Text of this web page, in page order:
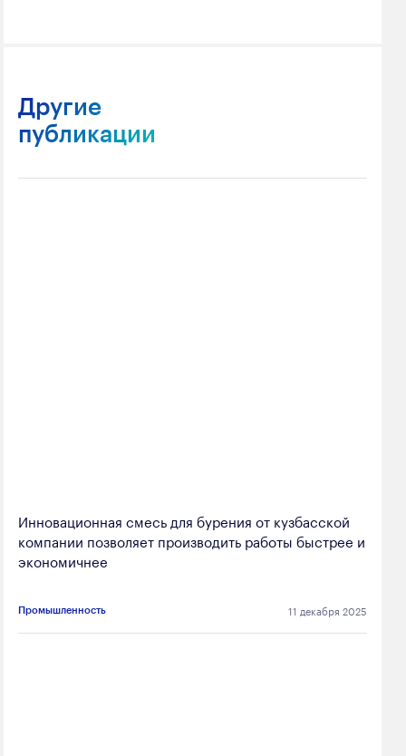
Другие
публикации
Инновационная смесь для бурения от кузбасской
компании позволяет производить работы быстрее и
экономичнее
Промышленность 11 декабря 2025